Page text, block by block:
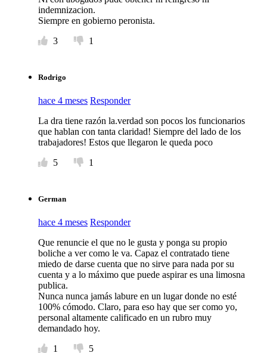
indemnizacion.
Siempre en gobierno peronista.
3
1
Rodrigo
hace 4 meses Responder
La dra tiene razón la.verdad son pocos los funcionarios
que hablan con tanta claridad! Siempre del lado de los
trabajadores! Estos que llegaron le queda poco
5
1
German
hace 4 meses Responder
Que renuncie el que no le gusta y ponga su propio
boliche a ver como le va. Capaz el contratado tiene
miedo de darse cuenta que no sirve para nada por su
cuenta y a lo máximo que puede aspirar es una limosna
publica.
Nunca nunca jamás labure en un lugar donde no esté
100% cómodo. Claro, para eso hay que ser como yo,
personal altamente calificado en un rubro muy
demandado hoy.
1
5